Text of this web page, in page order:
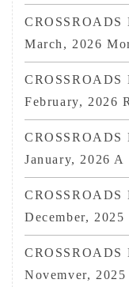
CROSSROADS
March, 2026
CROSSROADS
February, 2026
CROSSROADS
January, 2026
CROSSROADS
December,
CROSSROADS
Novemver,